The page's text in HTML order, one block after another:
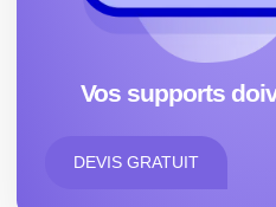
Vos supports
DEVIS GRATUIT